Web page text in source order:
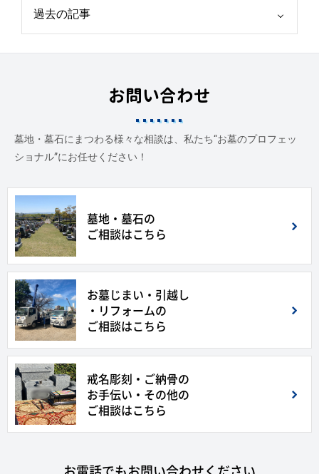
お問い合わせ
墓地・墓石にまつわる様々な相談は、私たち“お墓のプロフェッ
ショナル”にお任せください！
墓地・墓石の
ご相談はこちら
お墓じまい・引越し
・リフォームの
ご相談はこちら
戒名彫刻・ご納骨の
お手伝い・その他の
ご相談はこちら